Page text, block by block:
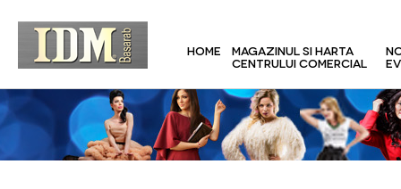
HOME
MAGAZINUL SI HARTA
CENTRULUI COMERCIAL